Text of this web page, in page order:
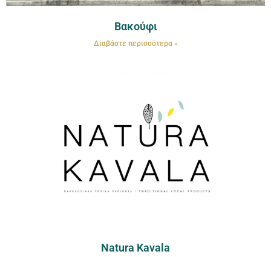
Βακούφι
Διαβάστε περισσότερα »
Natura Kavala